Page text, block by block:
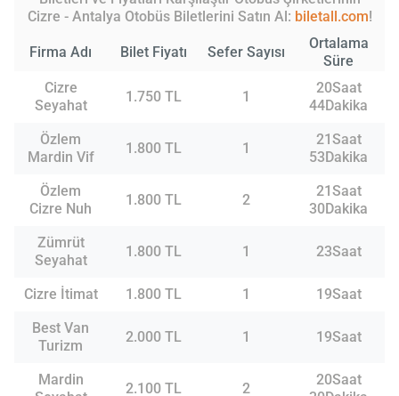
Cizre - Antalya Otobüs Biletlerini Satın Al: biletall.com!
Firma Adı Bilet Fiyatı Sefer Sayısı
Ortalama
Süre
Cizre
Seyahat
1.750 TL 1
20Saat
44Dakika
Özlem
Mardin Vif
1.800 TL 1
21Saat
53Dakika
Özlem
Cizre Nuh
1.800 TL 2
21Saat
30Dakika
Zümrüt
Seyahat
1.800 TL 1 23Saat
Cizre İtimat 1.800 TL 1
19Saat
Best Van
Turizm
2.000 TL 1 19Saat
Mardin
2.100 TL 2
20Saat